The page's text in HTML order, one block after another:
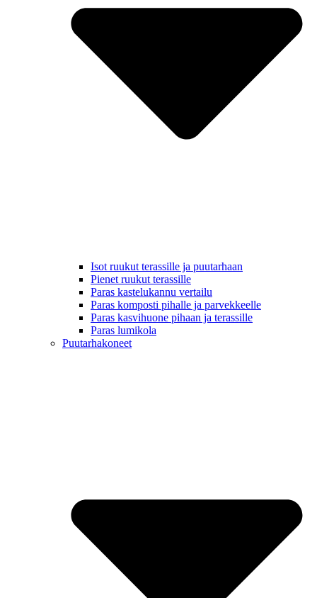
Isot ruukut terassille ja puutarhaan
Pienet ruukut terassille
Paras kastelukannu vertailu
Paras komposti pihalle ja parvekkeelle
Paras kasvihuone pihaan ja terassille
Paras lumikola
Puutarhakoneet